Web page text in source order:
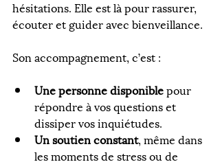
hésitations. Elle est là pour rassurer,
écouter et guider avec bienveillance.
Son accompagnement, c’est :
Une personne disponible pour
répondre à vos questions et
dissiper vos inquiétudes.
Un soutien constant, même dans
les moments de stress ou de